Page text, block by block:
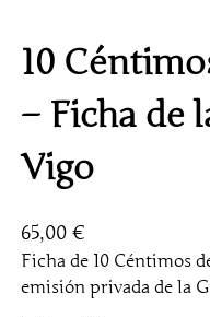
10
– Ficha de
Vigo
65,00 €
Ficha de 10 Céntimos
emisión privada de la